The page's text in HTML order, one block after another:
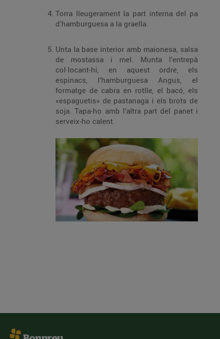
Torra lleugerament la part interna del pa
d’hamburguesa a la graella.
Unta la base interior amb maionesa, salsa
de mostassa i mel. Munta l’entrepà
col·locant-hi, en aquest ordre, els
espinacs, l’hamburguesa Angus, el
formatge de cabra en rotlle, el bacó, els
«espaguetis» de pastanaga i els brots de
soja. Tapa-ho amb l’altra part del panet i
serveix-ho calent.